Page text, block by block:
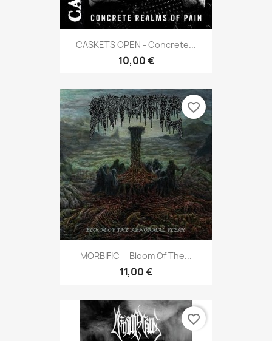
CASKETS OPEN - Concrete...
10,00 €
MORBIFIC _ Bloom Of The...
11,00 €
favorite_border
favorite_border